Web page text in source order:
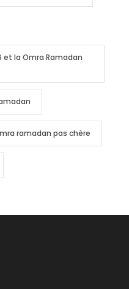
et la Omra Ramadan
ramadan pas chère